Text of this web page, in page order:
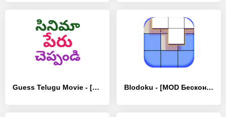
Guess Telugu Movie - [MOD Бесконечные монеты] Blodoku - [MOD Бесконечные деньги]